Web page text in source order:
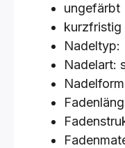
ungefärbt
kurzfristig
Nadeltyp:
Nadelart: